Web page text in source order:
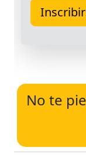
No te